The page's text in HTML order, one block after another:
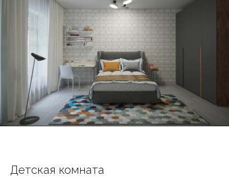
Детская комната